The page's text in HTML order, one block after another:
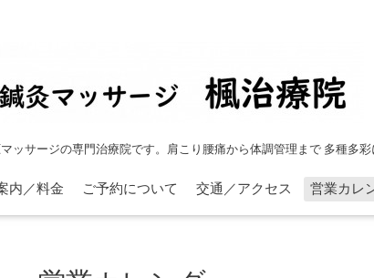
ッサージの専門治療院です。肩こり腰痛から体調管理まで 多種多彩
内／料金 ご予約について 交通／アクセス 営業カレ